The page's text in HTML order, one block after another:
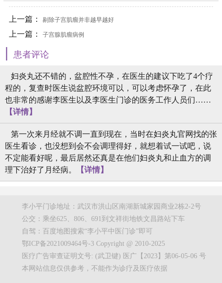
上一篇： 剔除子宫肌瘤并非越早越好
上一篇： 子宫腺肌瘤病例
| 患者评论
妇炎丸还不错的，盆腔性不孕，在医生的建议下吃了4个疗
程的，复查时医生说盆腔环境可以，可以考虑怀孕了，在此
也非常的感谢李医生以及李医生门诊的医务工作人员们……
【详情】
第一次来月经就不调一直到现在，当时在妇炎丸官网找的张
医生看诊，也没想到会不会调理得好，就想着试一试吧，说
不定能看好呢，最后居然还真是在他们妇炎丸和止血方的调
理下治好了月经病。
【详情】
李小平门诊地址：武汉市洪山区南湖新城家园商业2栋2-2号
公交：乘坐625、806、691到文祥街地铁文昌路站下车
自驾：百度地图搜索“李小平中医门诊”即可
鄂ICP备2021009464号-3 Copyright @ 2010-2025
医疗广告审查证明文号: (武卫键) 医广【2023】第06-05-06 号
本网站信息仅供参考，不能作为诊疗及医疗依据